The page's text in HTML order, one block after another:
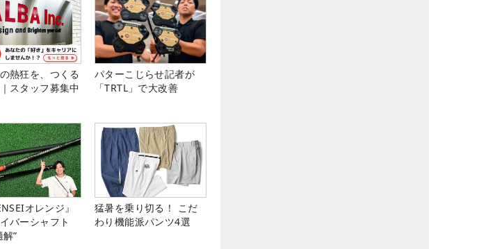
熱狂を、つくる
スタッフ募集中
パターこじらせ記者が
「TRTL」で大改善
オレンジ』
バーシャフト
解”
猛暑を乗り切る！ こだ
わり機能派パンツ4選